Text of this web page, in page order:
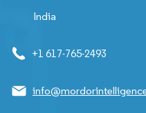
India
+1 617-765-2493